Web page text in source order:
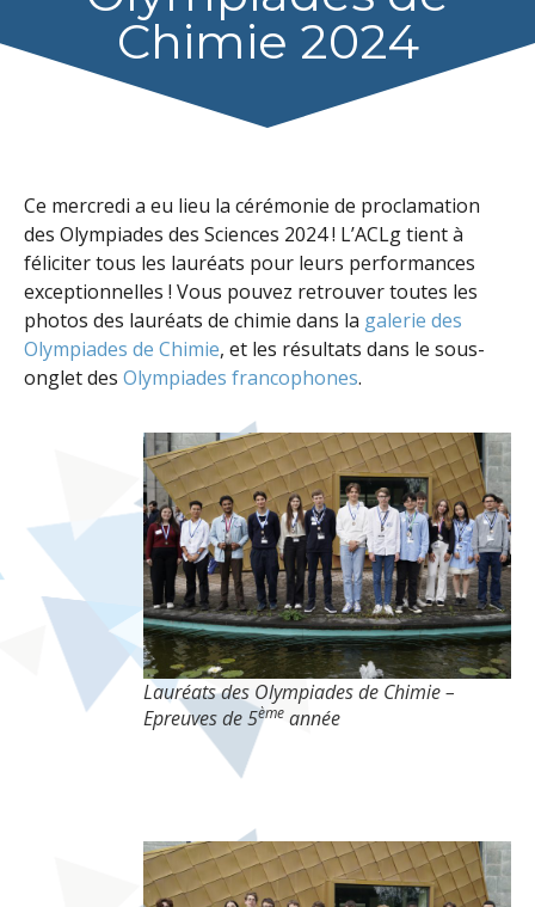
Chimie 2024
Ce mercredi a eu lieu la cérémonie de proclamation
des Olympiades des Sciences 2024 ! L’ACLg tient à
féliciter tous les lauréats pour leurs performances
exceptionnelles ! Vous pouvez retrouver toutes les
photos des lauréats de chimie dans la galerie des
Olympiades de Chimie, et les résultats dans le sous-
onglet des Olympiades francophones.
Lauréats des Olympiades de Chimie –
Epreuves de 5ème année